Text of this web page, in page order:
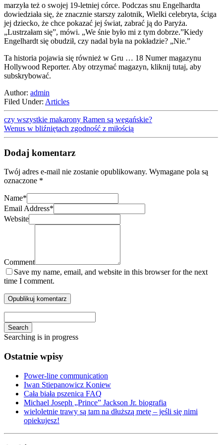
marzyła też o swojej 19-letniej córce. Podczas snu Engelhardta
dowiedziała się, że znacznie starszy zalotnik, Wielki celebryta, ściga
jej dziecko, że chce pokazać jej świat, zabrać ją do Paryża.
„Lustrzałam się”, mówi. „We śnie było mi z tym dobrze.”Kiedy
Engelhardt się obudził, czy nadal była na pokładzie? „Nie.”
Ta historia pojawia się również w Gru … 18 Numer magazynu
Hollywood Reporter. Aby otrzymać magazyn, kliknij tutaj, aby
subskrybować.
Author: admin
Filed Under: Articles
czy wszystkie makarony Ramen są wegańskie?
Wenus w bliźniętach zgodność z miłością
Dodaj komentarz
Twój adres e-mail nie zostanie opublikowany. Wymagane pola są
oznaczone *
Name*
Email Address*
Website
Comment
Save my name, email, and website in this browser for the next
time I comment.
Search
Searching is in progress
Ostatnie wpisy
Power-line communication
Iwan Stiepanowicz Koniew
Cała biała pszenica FAQ
Michael Joseph „Prince” Jackson Jr. biografia
wieloletnie trawy są tam na dłuższą metę – jeśli się nimi
opiekujesz!